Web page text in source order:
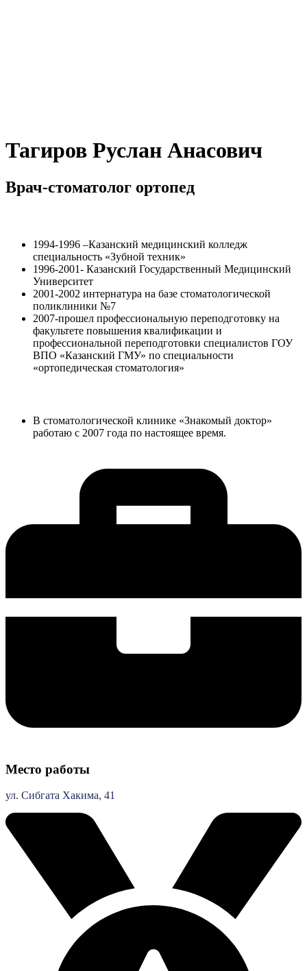
Тагиров Руслан Анасович
Врач-стоматолог ортопед
1994-1996 –Казанский медицинский колледж
специальность «Зубной техник»
1996-2001- Казанский Государственный Медицинский
Университет
2001-2002 интернатура на базе стоматологической
поликлиники №7
2007-прошел профессиональную переподготовку на
факультете повышения квалификации и
профессиональной переподготовки специалистов ГОУ
ВПО «Казанский ГМУ» по специальности
«ортопедическая стоматология»
В стоматологической клинике «Знакомый доктор»
работаю с 2007 года по настоящее время.
Место работы
ул. Сибгата Хакима, 41